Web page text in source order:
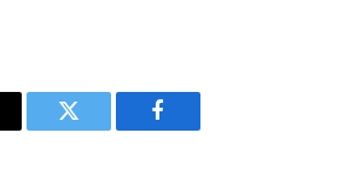
فيسبوك تويتر